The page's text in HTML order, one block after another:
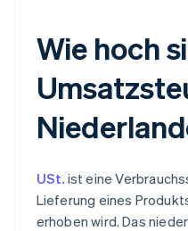
Wie hoch
USt. ist eine
Lieferung eines
erhoben wird. Das